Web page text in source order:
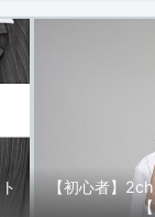
【初心者】